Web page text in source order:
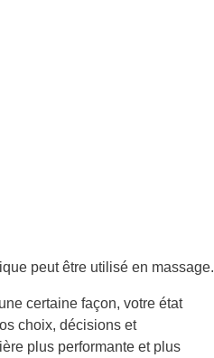
peut être utilisé en massage.
certaine façon, votre état
choix, décisions et
plus performante et plus